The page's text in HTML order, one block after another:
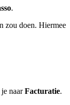
.
zou doen. Hiermee
naarFacturatie.